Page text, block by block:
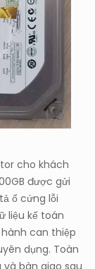
cho khách
được gửi
ổ cứng lỗi
liệu kế toán
can thiệp
dụng. Toàn